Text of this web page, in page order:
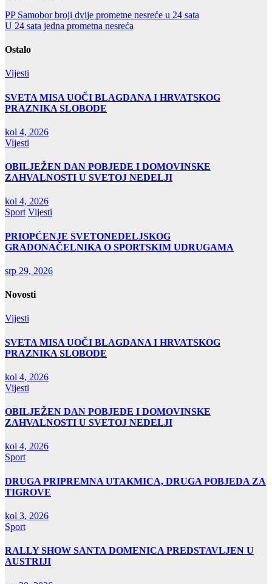
Navigacija
objava
PP Samobor broji dvije prometne nesreće u 24 sata
U 24 sata jedna prometna nesreća
Ostalo
Vijesti
SVETA MISA UOČI BLAGDANA I HRVATSKOG
PRAZNIKA SLOBODE
kol 4, 2026
Vijesti
OBILJEŽEN DAN POBJEDE I DOMOVINSKE
ZAHVALNOSTI U SVETOJ NEDELJI
kol 4, 2026
Sport Vijesti
PRIOPĆENJE SVETONEDELJSKOG
GRADONAČELNIKA O SPORTSKIM UDRUGAMA
srp 29, 2026
Novosti
Vijesti
SVETA MISA UOČI BLAGDANA I HRVATSKOG
PRAZNIKA SLOBODE
kol 4, 2026
Vijesti
OBILJEŽEN DAN POBJEDE I DOMOVINSKE
ZAHVALNOSTI U SVETOJ NEDELJI
kol 4, 2026
Sport
DRUGA PRIPREMNA UTAKMICA, DRUGA POBJEDA ZA
TIGROVE
kol 3, 2026
Sport
RALLY SHOW SANTA DOMENICA PREDSTAVLJEN U
AUSTRIJI